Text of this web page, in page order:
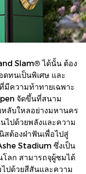
Slam® ได้นั้น ต้อง
ทนเป็นพิเศษ และ
มีความท้าทายเฉพาะ
จัดขึ้นที่สนาม
หลับใหลอย่างมหานคร
ไปด้วยพลังและความ
สต้องฝ่าฟันเพื่อไปสู่
Stadium ซึ่งเป็น
ลก สามารถจุผู้ชมได้
ปด้วยสีสันและความ